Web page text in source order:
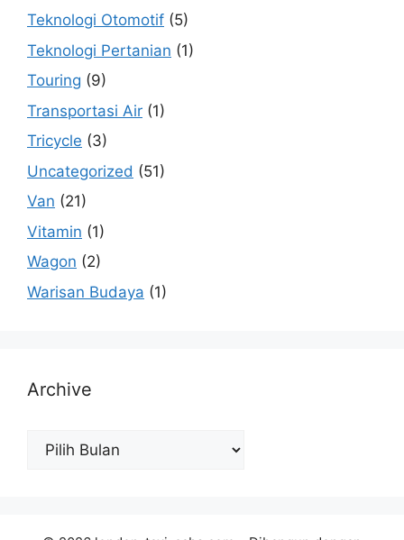
Teknologi Otomotif (5)
Teknologi Pertanian (1)
Touring (9)
Transportasi Air (1)
Tricycle (3)
Uncategorized (51)
Van (21)
Vitamin (1)
Wagon (2)
Warisan Budaya (1)
Archive
Archive